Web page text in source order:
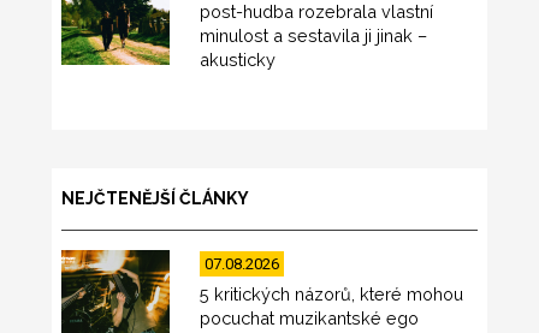
post-hudba rozebrala vlastní
minulost a sestavila ji jinak –
akusticky
NEJČTENĚJŠÍ ČLÁNKY
07.08.2026
5 kritických názorů, které mohou
pocuchat muzikantské ego